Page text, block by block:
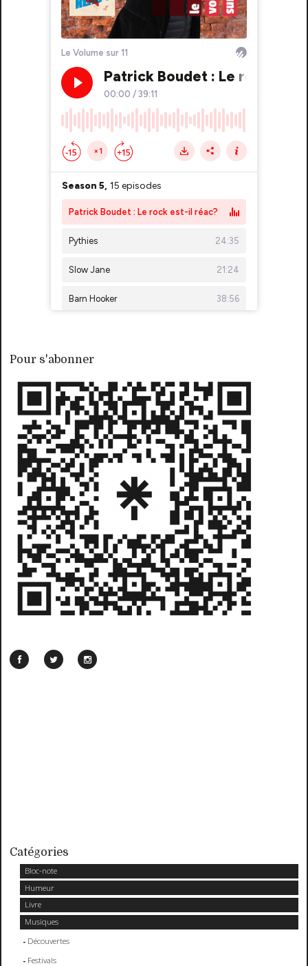
Pour s'abonner
Catégories
Bloc-note
Humeur
Livre
Musiques
Découvertes
Festivals